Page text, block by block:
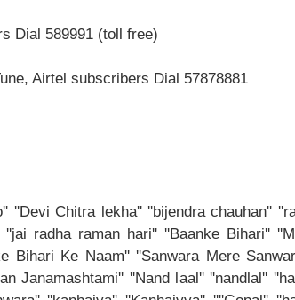
Dial 589991 (toll free)
Airtel subscribers Dial 57878881
''Devi Chitra lekha'' ''bijendra chauhan''
radha raman hari'' ''Baanke Bihari''
Bihari Ke Naam'' ''Sanwara Mere
Janamashtami'' ''Nand laal'' ''nandlal''